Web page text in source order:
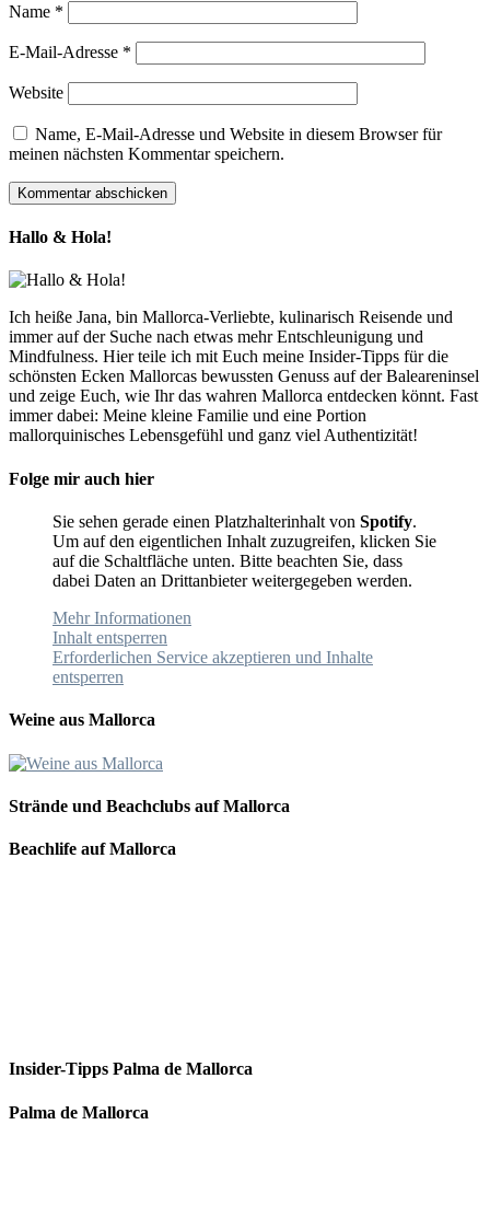
Name *
E-Mail-Adresse *
Website
Name, E-Mail-Adresse und Website in diesem Browser für
meinen nächsten Kommentar speichern.
Hallo & Hola!
Ich heiße Jana, bin Mallorca-Verliebte, kulinarisch Reisende und
immer auf der Suche nach etwas mehr Entschleunigung und
Mindfulness. Hier teile ich mit Euch meine Insider-Tipps für die
schönsten Ecken Mallorcas bewussten Genuss auf der Baleareninsel
und zeige Euch, wie Ihr das wahren Mallorca entdecken könnt. Fast
immer dabei: Meine kleine Familie und eine Portion
mallorquinisches Lebensgefühl und ganz viel Authentizität!
Folge mir auch hier
Sie sehen gerade einen Platzhalterinhalt von Spotify.
Um auf den eigentlichen Inhalt zuzugreifen, klicken Sie
auf die Schaltfläche unten. Bitte beachten Sie, dass
dabei Daten an Drittanbieter weitergegeben werden.
Mehr Informationen
Inhalt entsperren
Erforderlichen Service akzeptieren und Inhalte
entsperren
Weine aus Mallorca
Strände und Beachclubs auf Mallorca
Beachlife auf Mallorca
Insider-Tipps Palma de Mallorca
Palma de Mallorca